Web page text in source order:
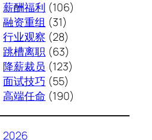
薪酬福利 (106)
融资重组 (31)
行业观察 (28)
跳槽离职 (63)
降薪裁员 (123)
面试技巧 (55)
高端任命 (190)
2026